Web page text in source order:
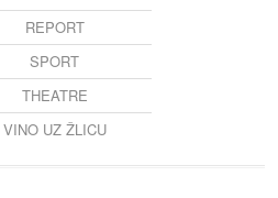
REPORT
SPORT
THEATRE
VINO UZ ŽLICU